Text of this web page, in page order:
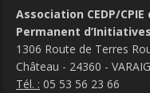
Association CEDP/
Permanent
1306 Route de Terres
Château - 24360 -
Tél. : 05 53 56 23 66